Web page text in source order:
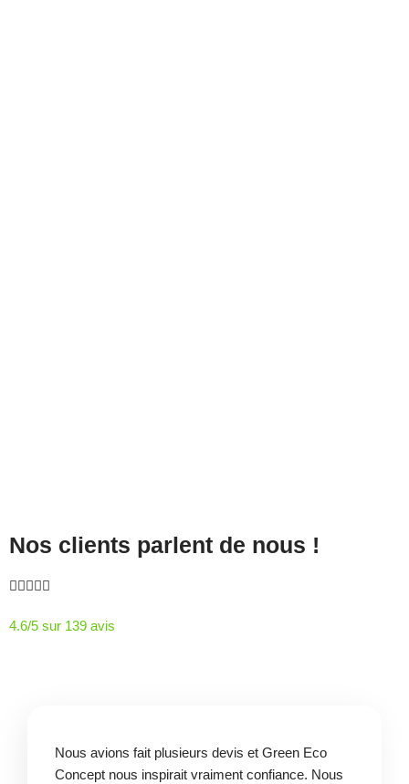
Nos clients parlent de nous !

4.6/5 sur 139 avis
Nous avions fait plusieurs devis et Green Eco
Concept nous inspirait vraiment confiance. Nous